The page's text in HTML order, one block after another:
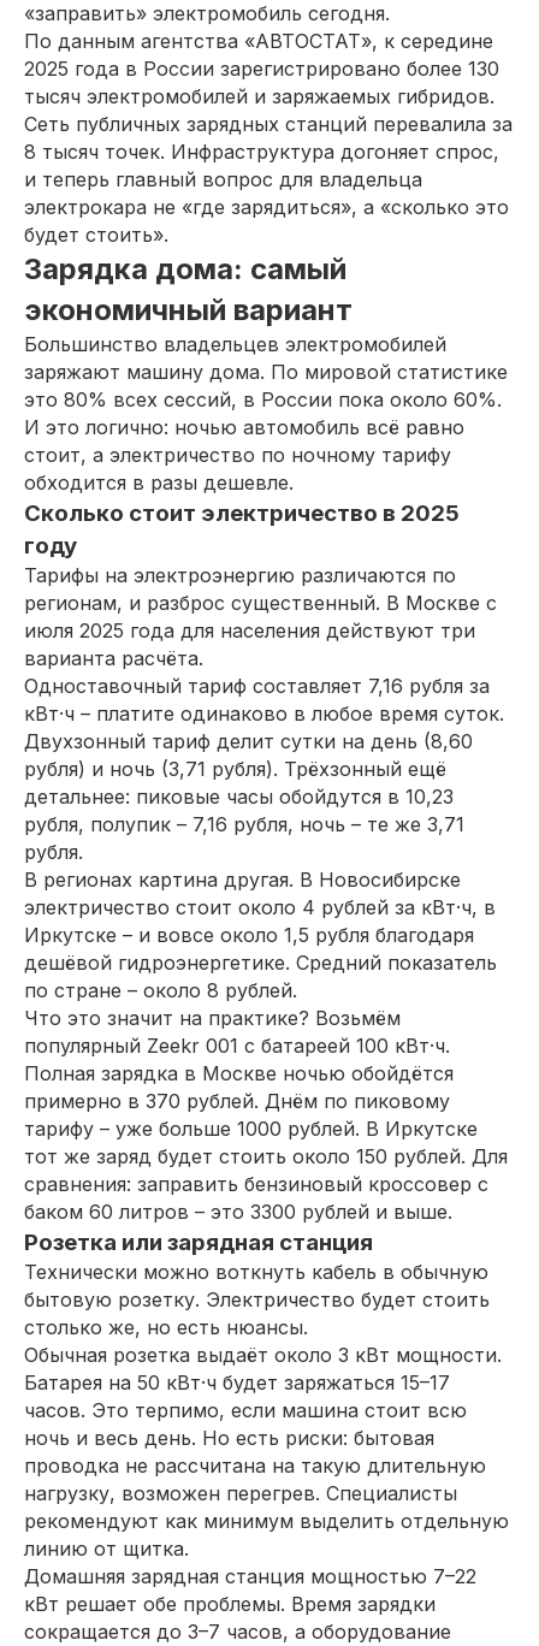
«заправить» электромобиль сегодня.
По данным агентства «АВТОСТАТ», к середине
2025 года в России зарегистрировано более 130
тысяч электромобилей и заряжаемых гибридов.
Сеть публичных зарядных станций перевалила за
8 тысяч точек. Инфраструктура догоняет спрос,
и теперь главный вопрос для владельца
электрокара не «где зарядиться», а «сколько это
будет стоить».
Зарядка дома: самый
экономичный вариант
Большинство владельцев электромобилей
заряжают машину дома. По мировой статистике
это 80% всех сессий, в России пока около 60%.
И это логично: ночью автомобиль всё равно
стоит, а электричество по ночному тарифу
обходится в разы дешевле.
Сколько стоит электричество в 2025
году
Тарифы на электроэнергию различаются по
регионам, и разброс существенный. В Москве с
июля 2025 года для населения действуют три
варианта расчёта.
Одноставочный тариф составляет 7,16 рубля за
кВт·ч – платите одинаково в любое время суток.
Двухзонный тариф делит сутки на день (8,60
рубля) и ночь (3,71 рубля). Трёхзонный ещё
детальнее: пиковые часы обойдутся в 10,23
рубля, полупик – 7,16 рубля, ночь – те же 3,71
рубля.
В регионах картина другая. В Новосибирске
электричество стоит около 4 рублей за кВт·ч, в
Иркутске – и вовсе около 1,5 рубля благодаря
дешёвой гидроэнергетике. Средний показатель
по стране – около 8 рублей.
Что это значит на практике? Возьмём
популярный Zeekr 001 с батареей 100 кВт·ч.
Полная зарядка в Москве ночью обойдётся
примерно в 370 рублей. Днём по пиковому
тарифу – уже больше 1000 рублей. В Иркутске
тот же заряд будет стоить около 150 рублей. Для
сравнения: заправить бензиновый кроссовер с
баком 60 литров – это 3300 рублей и выше.
Розетка или зарядная станция
Технически можно воткнуть кабель в обычную
бытовую розетку. Электричество будет стоить
столько же, но есть нюансы.
Обычная розетка выдаёт около 3 кВт мощности.
Батарея на 50 кВт·ч будет заряжаться 15–17
часов. Это терпимо, если машина стоит всю
ночь и весь день. Но есть риски: бытовая
проводка не рассчитана на такую длительную
нагрузку, возможен перегрев. Специалисты
рекомендуют как минимум выделить отдельную
линию от щитка.
Домашняя зарядная станция мощностью 7–22
кВт решает обе проблемы. Время зарядки
сокращается до 3–7 часов, а оборудование